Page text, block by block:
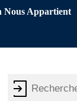
Nous Appartient